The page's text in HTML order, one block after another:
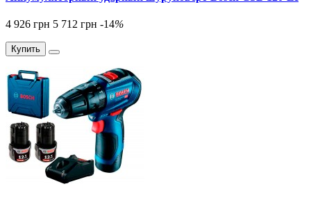
4 926 грн 5 712 грн -14%
Купить